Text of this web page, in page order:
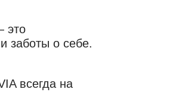
это
заботы о себе.
всегда на